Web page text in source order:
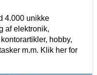
4.000 unikke
af elektronik,
hobby,
m.m. Klik her for